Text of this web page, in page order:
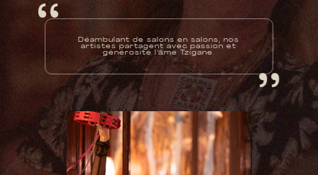
‘ ‘
Déambulant de salons en salons, nos
artistes partagent avec passion et
générosité l’âme Tzigane.
‘ ‘
